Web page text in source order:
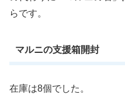
らです。
マルニの支援箱開封
在庫は8個でした。